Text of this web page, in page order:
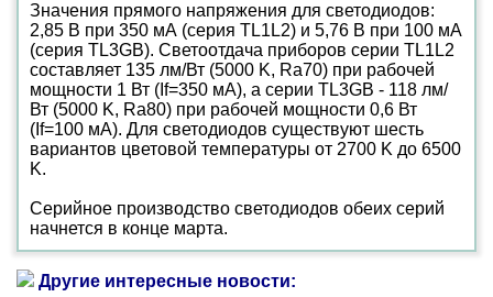
Значения прямого напряжения для светодиодов:
2,85 В при 350 мА (серия TL1L2) и 5,76 В при 100 мА
(серия TL3GB). Светоотдача приборов серии TL1L2
составляет 135 лм/Вт (5000 K, Ra70) при рабочей
мощности 1 Вт (If=350 мА), а серии TL3GB - 118 лм/
Вт (5000 K, Ra80) при рабочей мощности 0,6 Вт
(If=100 мА). Для светодиодов существуют шесть
вариантов цветовой температуры от 2700 K до 6500
K.
Серийное производство светодиодов обеих серий
начнется в конце марта.
Другие интересные новости: